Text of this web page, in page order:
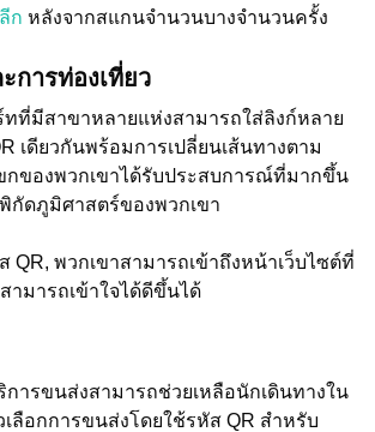
ก หลังจากสแกนจำนวนบางจำนวนครั้ง
การท่องเที่ยว
ทที่มีสาขาหลายแห่งสามารถใส่ลิงก์หลาย
เดียวกันพร้อมการเปลี่ยนเส้นทางตาม
กของพวกเขาได้รับประสบการณ์ที่มากขึ้น
กัดภูมิศาสตร์ของพวกเขา
QR, พวกเขาสามารถเข้าถึงหน้าเว็บไซต์ที่
ามารถเข้าใจได้ดีขึ้นได้
การขนส่งสามารถช่วยเหลือนักเดินทางใน
ลือกการขนส่งโดยใช้รหัส QR สำหรับ